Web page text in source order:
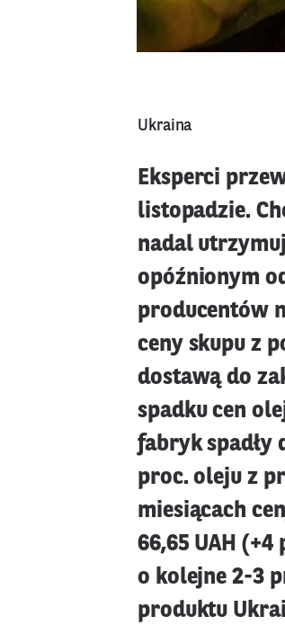
Ukraina
Eksperci
listopadzie.
nadal
opóźnionym
producentów
ceny skupu z
dostawą do
spadku cen
fabryk spadły
proc. oleju z
miesiącach
66,65 UAH
o kolejne 2-3
produktu